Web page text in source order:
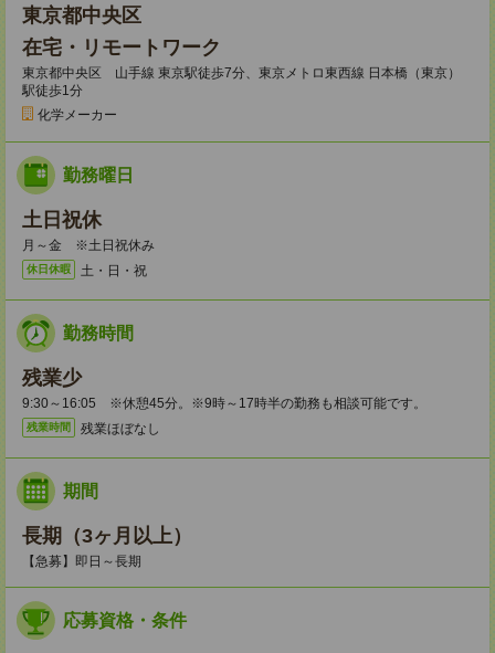
東京都中央区
在宅・リモートワーク
東京都中央区 山手線 東京駅徒歩7分、東京メトロ東西線 日本橋（東京）
駅徒歩1分
化学メーカー
勤務曜日
土日祝休
月～金 ※土日祝休み
休日休暇 土・日・祝
勤務時間
残業少
9:30～16:05 ※休憩45分。※9時～17時半の勤務も相談可能です。
残業時間 残業ほぼなし
期間
長期（3ヶ月以上）
【急募】即日～長期
応募資格・条件